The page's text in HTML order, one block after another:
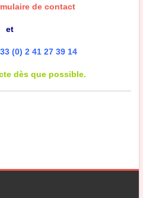
de contact
et
(0) 2 41 27 39 14
dès que possible.